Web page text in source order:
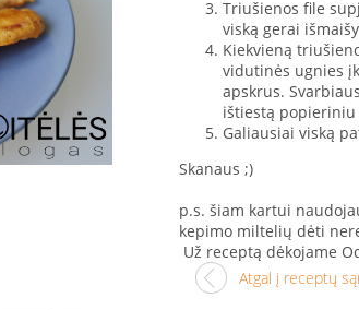
Triušienos file
viską gerai
Kiekvieną
vidutinės ugnies
apskrus.
ištiestą
Galiausiai viską
Skanaus ;)
p.s. šiam kartui
kepimo miltelių dėti
Už receptą dėkojame
Atgal į receptų